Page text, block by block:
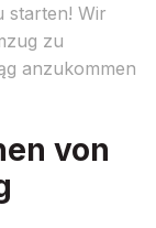
starten! Wir
zu
anzukommen
von